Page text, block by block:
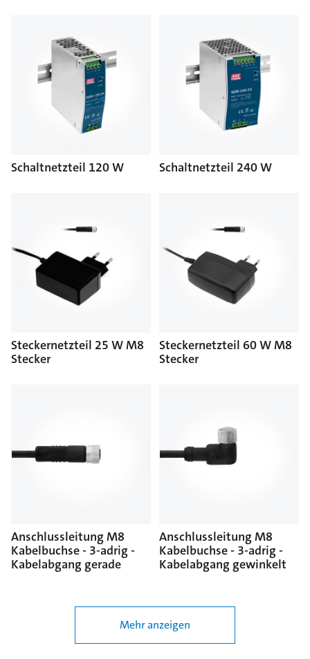
Schaltnetzteil 120 W Schaltnetzteil 240 W
Steckernetzteil 25 W M8
Stecker
Steckernetzteil 60 W M8
Stecker
Anschlussleitung M8
Kabelbuchse - 3-adrig -
Kabelabgang gerade
Anschlussleitung M8
Kabelbuchse - 3-adrig -
Kabelabgang gewinkelt
Mehr anzeigen